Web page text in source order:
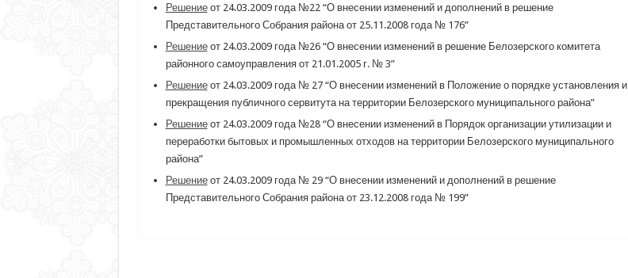
Решениеот 24.03.2009 года №22 “О внесении изменений и дополнений в решение
Представительного Собрания района от 25.11.2008 года № 176”
Решениеот 24.03.2009 года №26 “О внесении изменений в решение Белозерского комитета
районного самоуправления от 21.01.2005 г. № 3”
Решениеот 24.03.2009 года № 27 “О внесении изменений в Положение о порядке установления и
прекращения публичного сервитута на территории Белозерского муниципального района”
Решениеот 24.03.2009 года №28 “О внесении изменений в Порядок организации утилизации и
переработки бытовых и промышленных отходов на территории Белозерского муниципального
района”
Решениеот 24.03.2009 года № 29 “О внесении изменений и дополнений в решение
Представительного Собрания района от 23.12.2008 года № 199”